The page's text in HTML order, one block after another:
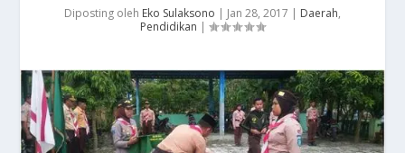
Diposting oleh Eko Sulaksono | Jan 28, 2017 | Daerah,
Pendidikan |